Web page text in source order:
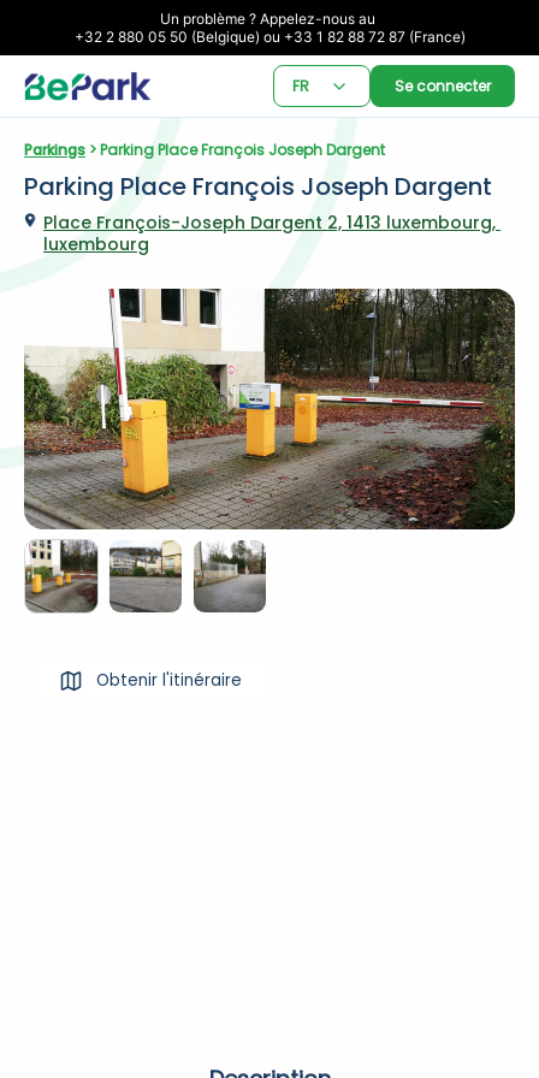
Un problème ? Appelez-nous au
+32 2 880 05 50 (Belgique) ou +33 1 82 88 72 87 (France)
FR Se connecter
Parkings > Parking Place François Joseph Dargent
Parking Place François Joseph Dargent
Place François-Joseph Dargent 2, 1413 luxembourg,
luxembourg
Obtenir l'itinéraire